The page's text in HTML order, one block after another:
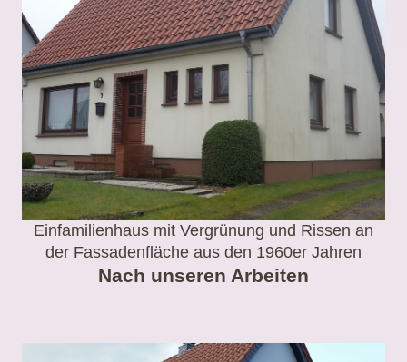
Einfamilienhaus mit Vergrünung und Rissen an
der Fassadenfläche aus den 1960er Jahren
Nach unseren Arbeiten